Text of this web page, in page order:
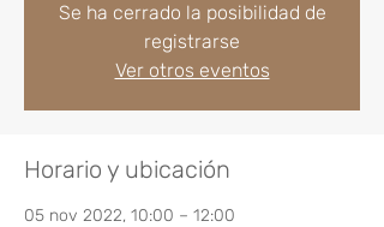
Se ha cerrado la posibilidad de
registrarse
Ver otros eventos
Horario y ubicación
05 nov 2022, 10:00 – 12:00